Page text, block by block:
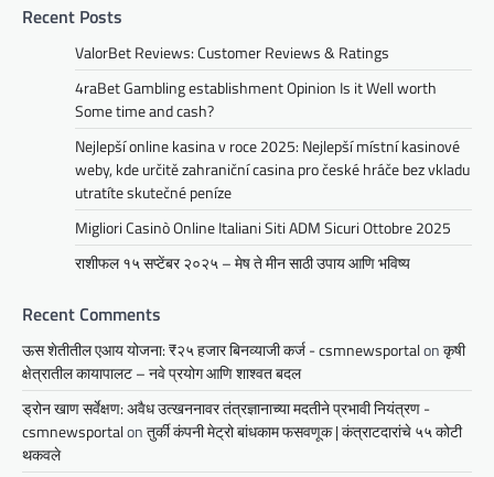
Recent Posts
ValorBet Reviews: Customer Reviews & Ratings
4raBet Gambling establishment Opinion Is it Well worth
Some time and cash?
Nejlepší online kasina v roce 2025: Nejlepší místní kasinové
weby, kde určitě zahraniční casina pro české hráče bez vkladu
utratíte skutečné peníze
Migliori Casinò Online Italiani Siti ADM Sicuri Ottobre 2025
राशीफल १५ सप्टेंबर २०२५ – मेष ते मीन साठी उपाय आणि भविष्य
Recent Comments
ऊस शेतीतील एआय योजना: ₹२५ हजार बिनव्याजी कर्ज - csmnewsportalonकृषी
क्षेत्रातील कायापालट – नवे प्रयोग आणि शाश्वत बदल
ड्रोन खाण सर्वेक्षण: अवैध उत्खननावर तंत्रज्ञानाच्या मदतीने प्रभावी नियंत्रण -
csmnewsportalonतुर्की कंपनी मेट्रो बांधकाम फसवणूक | कंत्राटदारांचे ५५ कोटी
थकवले